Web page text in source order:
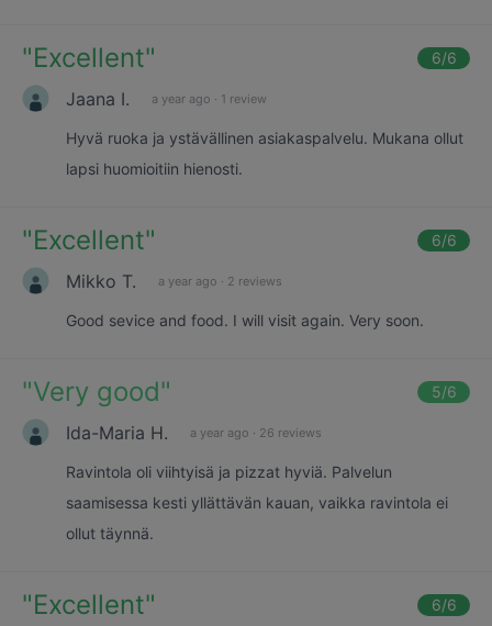
"Excellent" 6/6
Jaana I. a year ago · 1 review
Hyvä ruoka ja ystävällinen asiakaspalvelu. Mukana ollut
lapsi huomioitiin hienosti.
"Excellent" 6/6
Mikko T. a year ago · 2 reviews
Good sevice and food. I will visit again. Very soon.
"Very good" 5/6
Ida-Maria H. a year ago · 26 reviews
Ravintola oli viihtyisä ja pizzat hyviä. Palvelun
saamisessa kesti yllättävän kauan, vaikka ravintola ei
ollut täynnä.
"Excellent" 6/6